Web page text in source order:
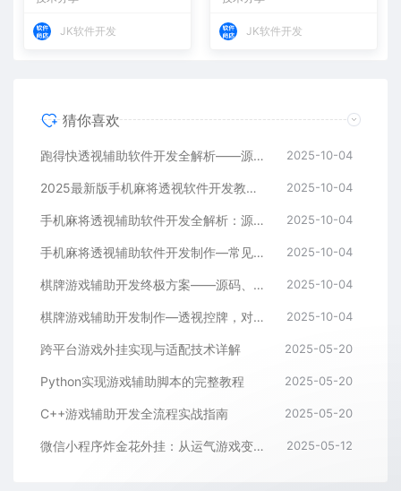
JK软件开发 JK软件开发
猜你喜欢
跑得快透视辅助软件开发全解析——源码、跨平台架构与控牌算法 2025-10-04
2025最新版手机麻将透视软件开发教程：跨平台实现与安全防封方案 2025-10-04
手机麻将透视辅助软件开发全解析：源码、控牌策略与胜率调节 2025-10-04
手机麻将透视辅助软件开发制作—常见问答解读 2025-10-04
棋牌游戏辅助开发终极方案——源码、架构与算法全解析 2025-10-04
棋牌游戏辅助开发制作—透视控牌，对局胜率调节源码解析与逻辑全流程 2025-10-04
跨平台游戏外挂实现与适配技术详解 2025-05-20
Python实现游戏辅助脚本的完整教程 2025-05-20
C++游戏辅助开发全流程实战指南 2025-05-20
微信小程序炸金花外挂：从运气游戏变成逻辑游戏 2025-05-12